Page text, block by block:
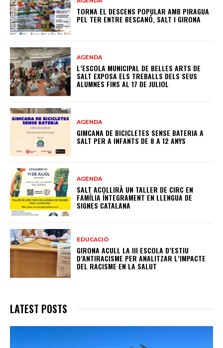
TORNA EL DESCENS POPULAR AMB PIRAGUA
PEL TER ENTRE BESCANÓ, SALT I GIRONA
AGENDA
L’ESCOLA MUNICIPAL DE BELLES ARTS DE
SALT EXPOSA ELS TREBALLS DELS SEUS
ALUMNES FINS AL 17 DE JULIOL
AGENDA
GIMCANA DE BICICLETES SENSE BATERIA A
SALT PER A INFANTS DE 8 A 12 ANYS
AGENDA
SALT ACOLLIRÀ UN TALLER DE CIRC EN
FAMÍLIA ÍNTEGRAMENT EN LLENGUA DE
SIGNES CATALANA
EDUCACIÓ
GIRONA ACULL LA III ESCOLA D’ESTIU
D’ANTIRACISME PER ANALITZAR L’IMPACTE
DEL RACISME EN LA SALUT
LATEST POSTS